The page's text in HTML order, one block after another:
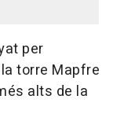
per
torre Mapfre
alts de la